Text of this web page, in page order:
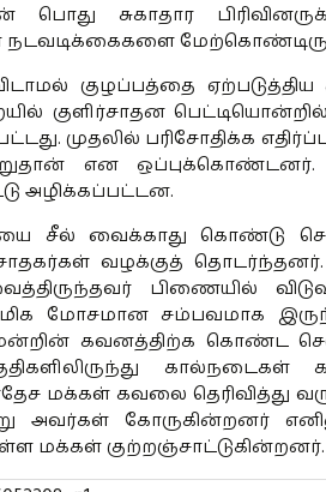
சுகாதார
குழப்பத்தை ஏற்படுத்திய
குளிர்சாதன பெட்டியொன்றில்
முதலில் பரிசோதிக்க
என
அழிக்கப்பட்டன.
சீல் வைக்காது கொண்டு
வழக்குத்
பிணையில்
மோசமான சம்பவமாக
கவனத்திற்க கொண்ட
கால்நடைகள்
மக்கள் கவலை தெரிவித்து
அவர்கள் கோருகின்றனர்
மக்கள் குற்றஞ்சாட்டுகின்றனர்.